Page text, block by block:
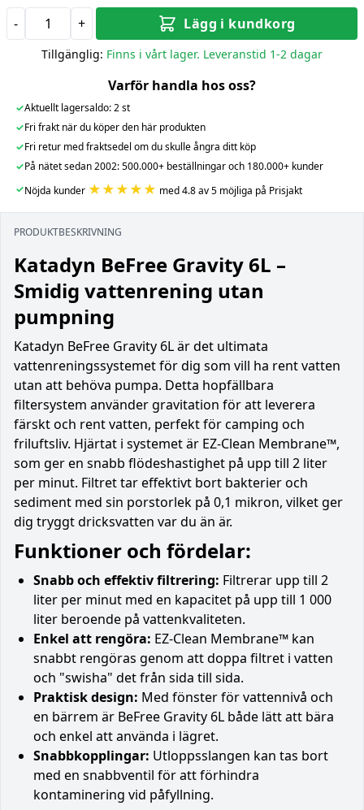
- + Lägg i kundkorg
Tillgänglig: Finns i vårt lager. Leveranstid 1-2 dagar
Varför handla hos oss?
✓Aktuellt lagersaldo: 2 st
✓Fri frakt när du köper den här produkten
✓Fri retur med fraktsedel om du skulle ångra ditt köp
✓På nätet sedan 2002: 500.000+ beställningar och 180.000+ kunder
✓Nöjda kunder ★★★★★ med 4.8 av 5 möjliga på Prisjakt
PRODUKTBESKRIVNING
Katadyn BeFree Gravity 6L –
Smidig vattenrening utan
pumpning
Katadyn BeFree Gravity 6L är det ultimata
vattenreningssystemet för dig som vill ha rent vatten
utan att behöva pumpa. Detta hopfällbara
filtersystem använder gravitation för att leverera
färskt och rent vatten, perfekt för camping och
friluftsliv. Hjärtat i systemet är EZ-Clean Membrane™,
som ger en snabb flödeshastighet på upp till 2 liter
per minut. Filtret tar effektivt bort bakterier och
sediment med sin porstorlek på 0,1 mikron, vilket ger
dig tryggt dricksvatten var du än är.
Funktioner och fördelar:
Snabb och effektiv filtrering: Filtrerar upp till 2
liter per minut med en kapacitet på upp till 1 000
liter beroende på vattenkvaliteten.
Enkel att rengöra: EZ-Clean Membrane™ kan
snabbt rengöras genom att doppa filtret i vatten
och "swisha" det från sida till sida.
Praktisk design: Med fönster för vattennivå och
en bärrem är BeFree Gravity 6L både lätt att bära
och enkel att använda i lägret.
Snabbkopplingar: Utloppsslangen kan tas bort
med en snabbventil för att förhindra
kontaminering vid påfyllning.